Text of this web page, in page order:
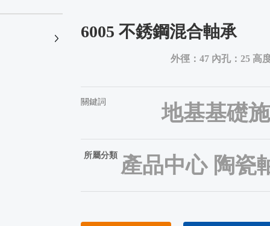
6005 不銹鋼混合軸承
外徑：47 內孔：25 高
關鍵詞 地基基礎
所屬分類 產品中心 陶瓷